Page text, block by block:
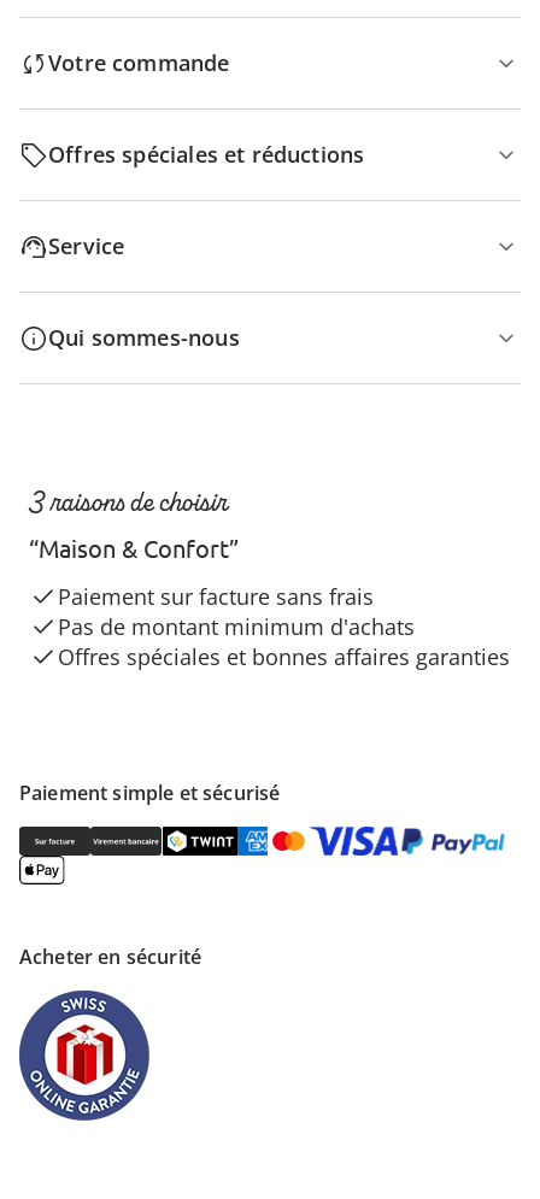
Votre commande
Offres spéciales et réductions
Service
Qui sommes-nous
Paiement simple et sécurisé
Acheter en sécurité
3 raisons de choisir
“Maison & Confort”
Paiement sur facture sans frais
Pas de montant minimum d'achats
Offres spéciales et bonnes affaires garanties